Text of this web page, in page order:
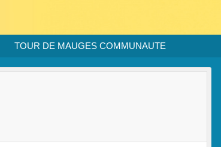
TOUR DE MAUGES COMMUNAUTE